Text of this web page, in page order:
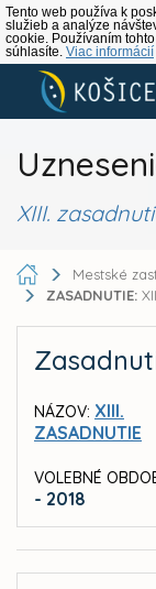
Tento web používa k
služieb a analýze
cookie. Používaním
súhlasíte. Viac informácií
XIII.
Mestské
ZASADNUTIE:
NÁZOV: XIII.
ZASADNUTIE
VOLEBNÉ
- 2018